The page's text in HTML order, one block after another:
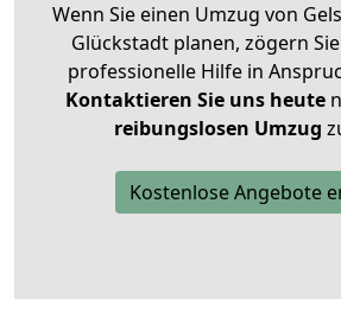
Wenn Sie einen Umzug von
Glückstadt planen, zögern
professionelle Hilfe in
Kontaktieren Sie uns heute
reibungslosen Umzug
Kostenlose Angebote